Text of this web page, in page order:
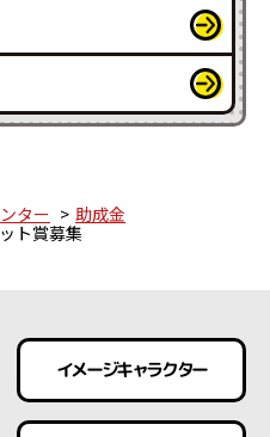
ター
助成金
ト賞募集
イメージキャラクター